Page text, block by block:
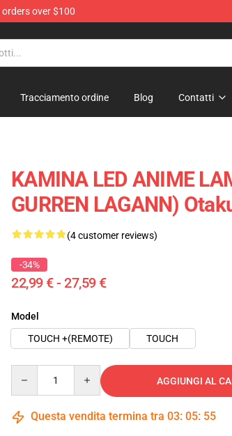
over $100
Tracciamento ordine Blog Contatti
KAMINA LED ANIME
GURREN LAGANN)
(4 customer reviews)
-34%
22,99 € - 27,59 €
Model
TOUCH +(REMOTE)
TOUCH
AGGIUNGI AL
Questa vendita termina tra 03: 05: 54